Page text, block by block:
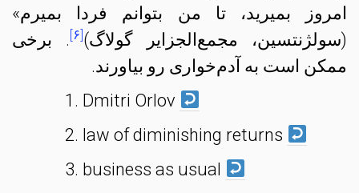
امروز بمیرید، تا من بتوانم فردا بمیرم»
(سولژنتسین، مجمع‌الجزایر گولاگ)[۶] . برخی
ممکن است به آدم‌خواری رو بیاورند.
Dmitri Orlov
law of diminishing returns
business as usual